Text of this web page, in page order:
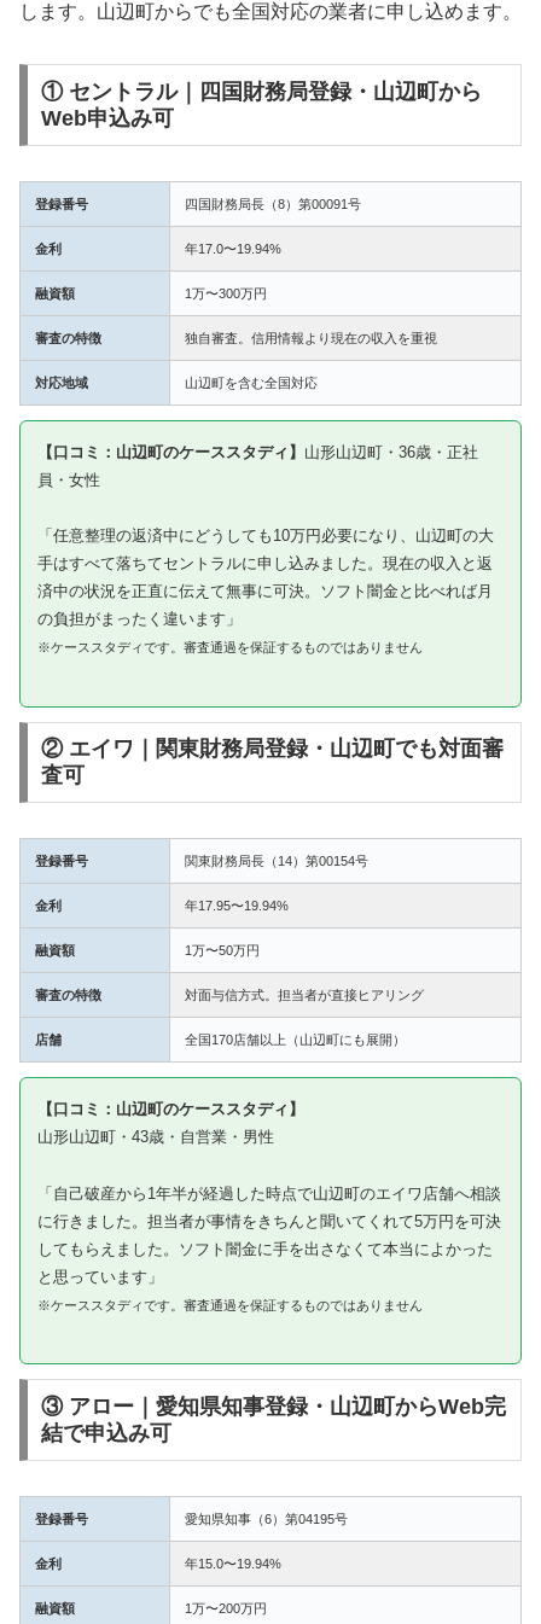
します。山辺町からでも全国対応の業者に申し込めます。
① セントラル｜四国財務局登録・山辺町から
Web申込み可
登録番号 四国財務局長（8）第00091号
金利 年17.0〜19.94%
融資額 1万〜300万円
審査の特徴 独自審査。信用情報より現在の収入を重視
対応地域 山辺町を含む全国対応
【口コミ：山辺町のケーススタディ】 山形山辺町・36歳・正社
員・女性
「任意整理の返済中にどうしても10万円必要になり、山辺町の大
手はすべて落ちてセントラルに申し込みました。現在の収入と返
済中の状況を正直に伝えて無事に可決。ソフト闇金と比べれば月
の負担がまったく違います」
※ケーススタディです。審査通過を保証するものではありません
② エイワ｜関東財務局登録・山辺町でも対面審
査可
登録番号 関東財務局長（14）第00154号
金利 年17.95〜19.94%
融資額 1万〜50万円
審査の特徴 対面与信方式。担当者が直接ヒアリング
店舗 全国170店舗以上（山辺町にも展開）
【口コミ：山辺町のケーススタディ】
山形山辺町・43歳・自営業・男性
「自己破産から1年半が経過した時点で山辺町のエイワ店舗へ相談
に行きました。担当者が事情をきちんと聞いてくれて5万円を可決
してもらえました。ソフト闇金に手を出さなくて本当によかった
と思っています」
※ケーススタディです。審査通過を保証するものではありません
③ アロー｜愛知県知事登録・山辺町からWeb完
結で申込み可
登録番号 愛知県知事（6）第04195号
金利 年15.0〜19.94%
融資額 1万〜200万円